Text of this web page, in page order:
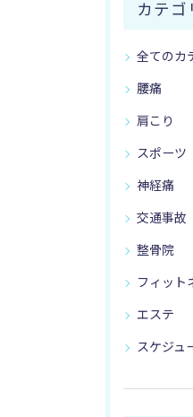
カテゴ
全てのカ
腰痛
肩こり
スポーツ
神経痛
交通事故
整骨院
フィット
エステ
スケジュ